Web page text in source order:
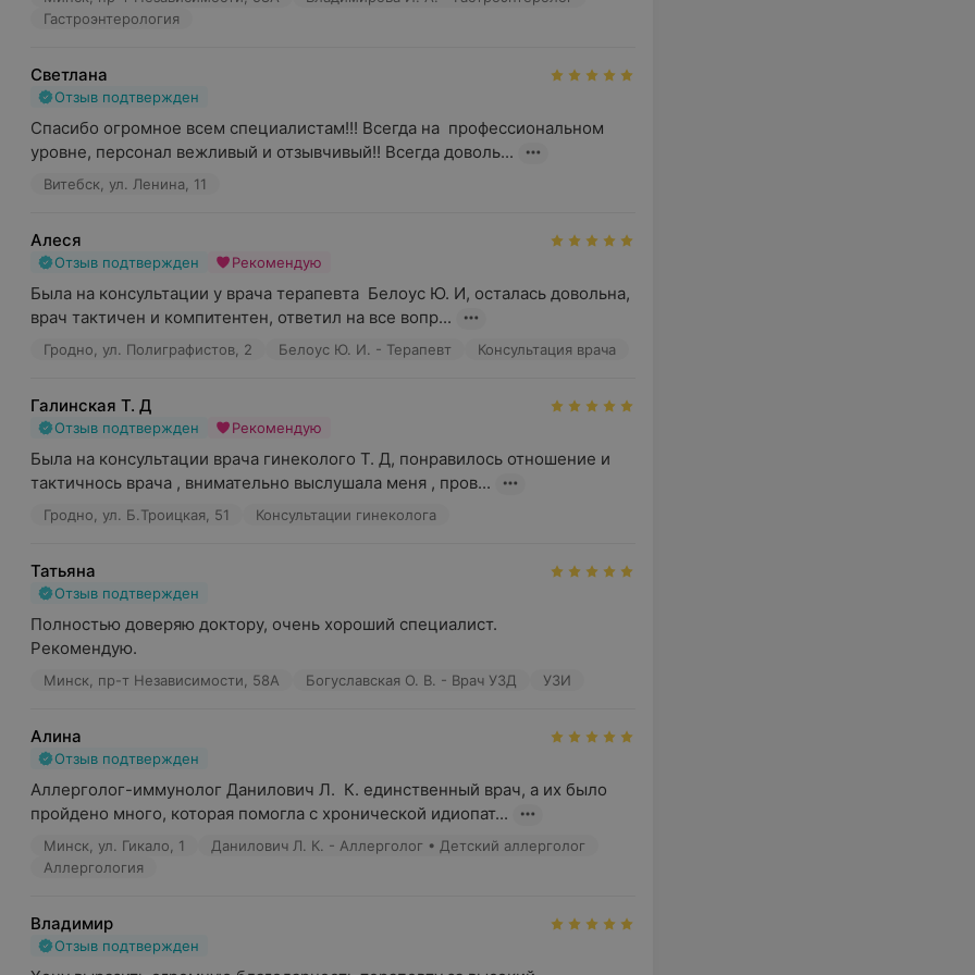
Гастроэнтерология
Светлана
Отзыв подтвержден
Спасибо огромное всем специалистам!!! Всегда на  профессиональном
уровне, персонал вежливый и отзывчивый!! Всегда доволь...
Витебск, ул. Ленина, 11
Алеся
Отзыв подтвержден Рекомендую
Была на консультации у врача терапевта  Белоус Ю. И, осталась довольна,
врач тактичен и компитентен, ответил на все вопр...
Гродно, ул. Полиграфистов, 2 Белоус Ю. И. - Терапевт Консультация врача
Галинская Т. Д
Отзыв подтвержден Рекомендую
Была на консультации врача гинеколого Т. Д, понравилось отношение и
тактичнось врача , внимательно выслушала меня , пров...
Гродно, ул. Б.Троицкая, 51 Консультации гинеколога
Татьяна
Отзыв подтвержден
Полностью доверяю доктору, очень хороший специалист.
Рекомендую.
Минск, пр-т Независимости, 58А Богуславская О. В. - Врач УЗД УЗИ
Алина
Отзыв подтвержден
Аллерголог-иммунолог Данилович Л.  К. единственный врач, а их было
пройдено много, которая помогла с хронической идиопат...
Минск, ул. Гикало, 1
Данилович Л. К. - Аллерголог • Детский аллерголог
Аллергология
Владимир
Отзыв подтвержден